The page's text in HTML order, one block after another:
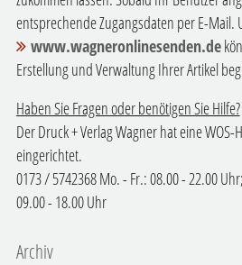
entsprechende Zugangsdaten per E-Mail.
www.wagneronlinesenden.de
Erstellung und Verwaltung Ihrer Artikel
Haben Sie Fragen oder benötigen Sie Hilfe?
Der Druck + Verlag Wagner hat eine WOS-
eingerichtet.
0173 / 5742368 Mo. - Fr.: 08.00 - 22.00
09.00 - 18.00 Uhr
Archiv